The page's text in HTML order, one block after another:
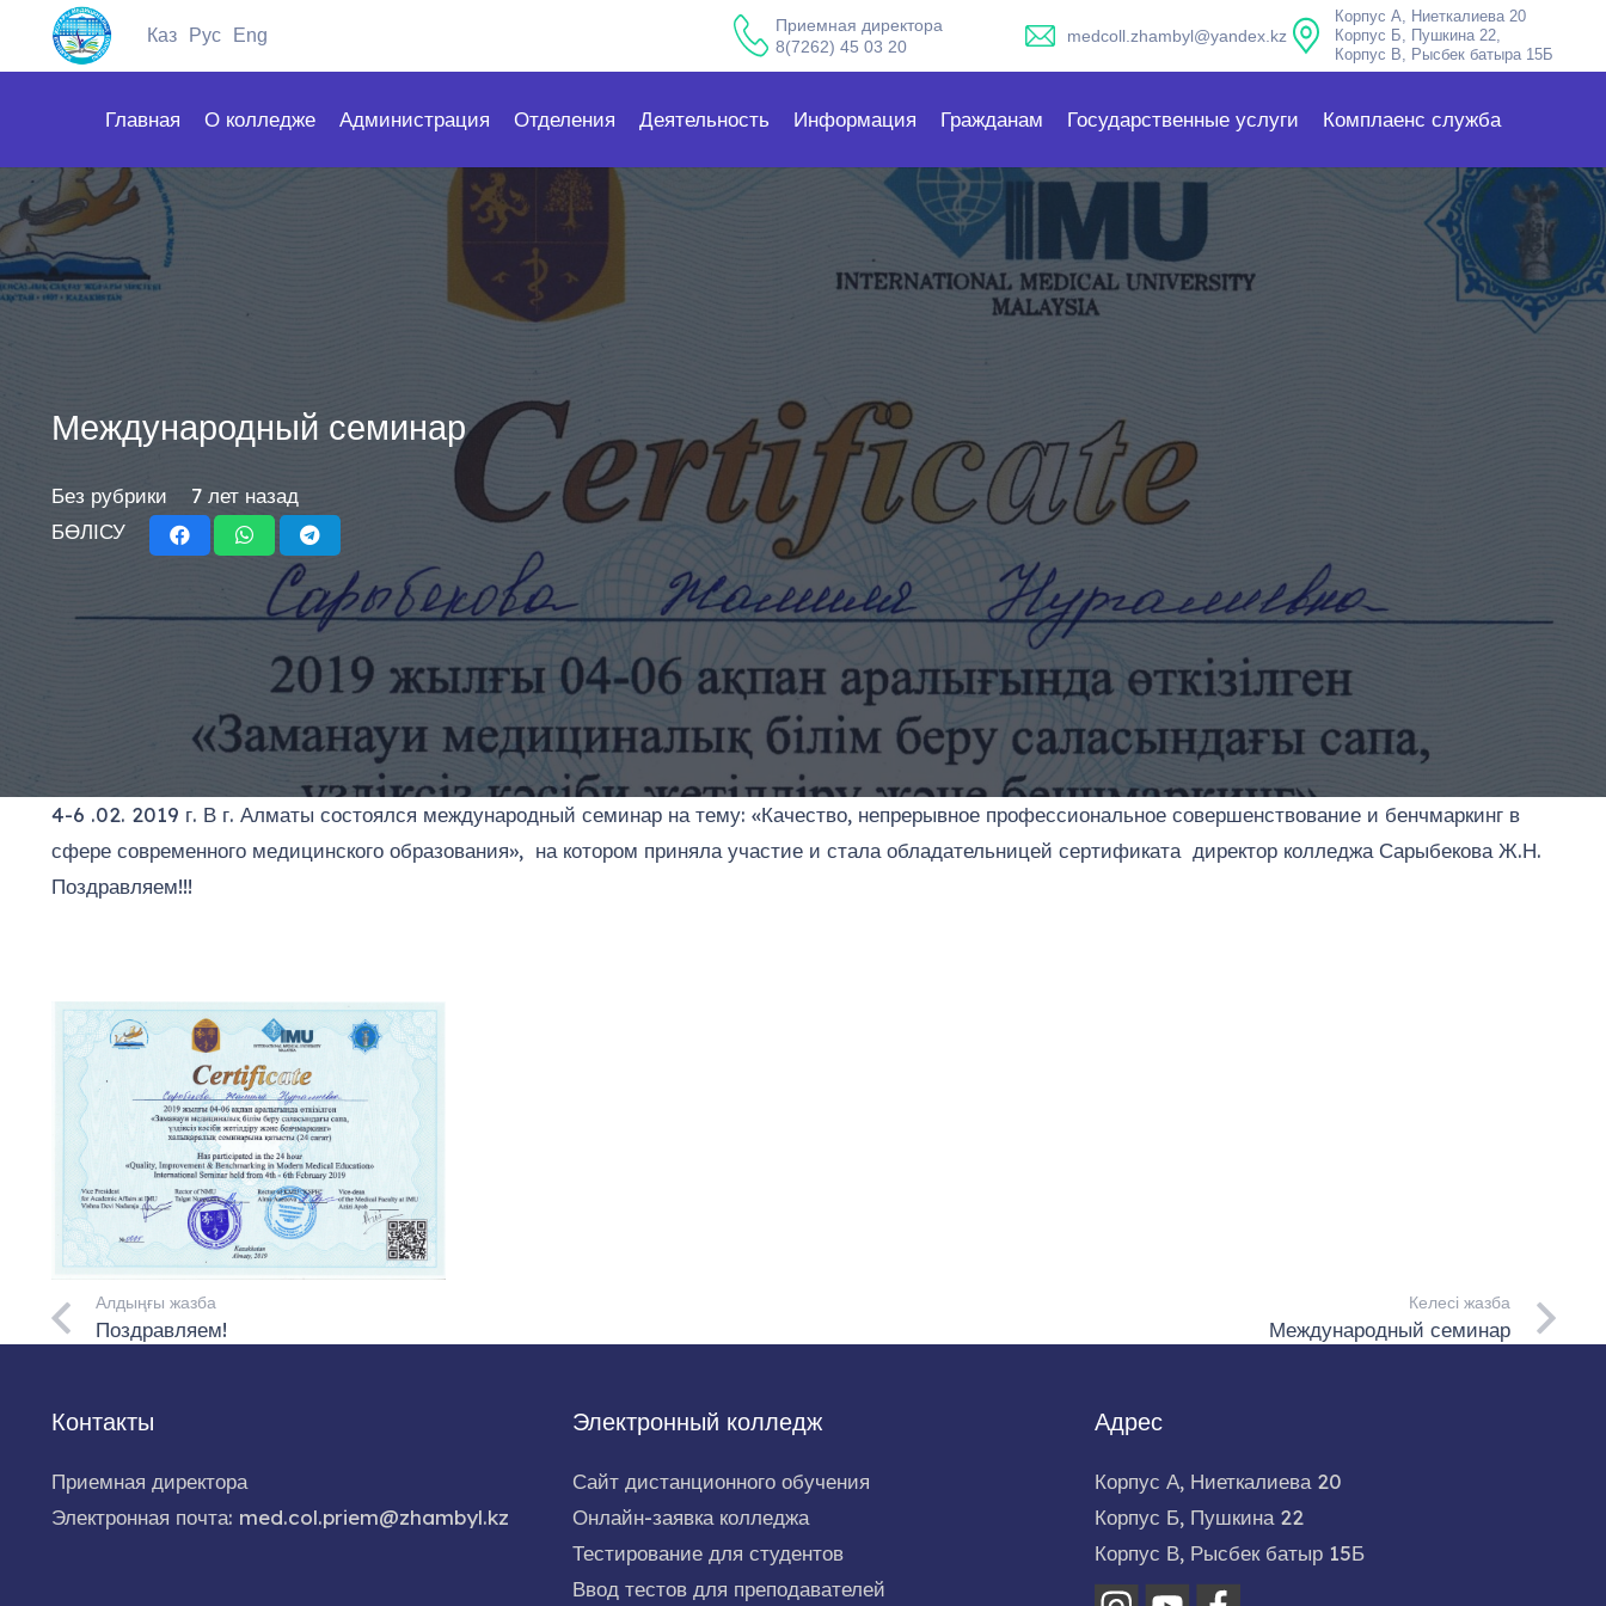
Каз Рус Eng
Приемная директора
8(7262) 45 03 20
medcoll.zhambyl@yandex.kz
Корпус А, Ниеткалиева 20
Корпус Б, Пушкина 22,
Корпус В, Рысбек батыра 15Б
Главная О колледже Администрация Отделения Деятельность Информация Гражданам Государственные услуги Комплаенс служба
Международный семинар
Без рубрики
7 лет назад
БӨЛІСУ
4-6 .02. 2019 г. В г. Алматы состоялся международный семинар на тему: «Качество, непрерывное профессиональное совершенствование и бенчмаркинг в
сфере современного медицинского образования», на котором приняла участие и стала обладательницей сертификата директор колледжа Сарыбекова Ж.Н.
Поздравляем!!!
Алдыңғы жазба
Поздравляем!
Келесі жазба
Международный семинар
Контакты
Приемная директора
Электронная почта: med.col.priem@zhambyl.kz
Электронный колледж
Сайт дистанционного обучения
Онлайн-заявка колледжа
Тестирование для студентов
Ввод тестов для преподавателей
Адрес
Корпус А, Ниеткалиева 20
Корпус Б, Пушкина 22
Корпус В, Рысбек батыр 15Б